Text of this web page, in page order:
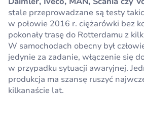
stale przeprowadzane są testy
w połowie 2016 r. ciężarówki bez
pokonały trasę do Rotterdamu z
W samochodach obecny był
jedynie za zadanie, włączenie się
w przypadku sytuacji awaryjnej.
produkcja ma szansę ruszyć
kilkanaście lat.